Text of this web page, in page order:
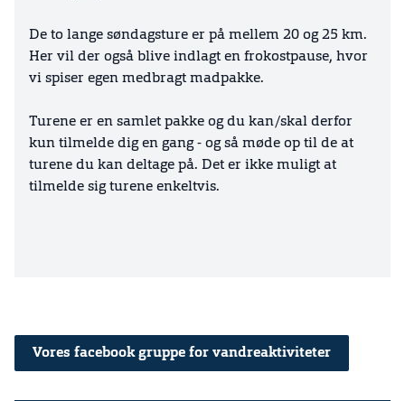
De to lange søndagsture er på mellem 20 og 25 km.
Her vil der også blive indlagt en frokostpause, hvor
vi spiser egen medbragt madpakke.
Turene er en samlet pakke og du kan/skal derfor
kun tilmelde dig en gang - og så møde op til de at
turene du kan deltage på. Det er ikke muligt at
tilmelde sig turene enkeltvis.
Vores facebook gruppe for vandreaktiviteter